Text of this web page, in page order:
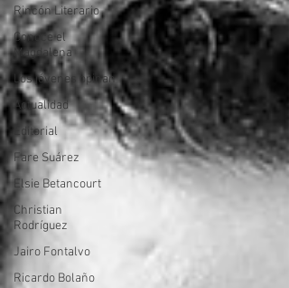
Rincón Literario
Conoce el
Magdalena
Los jóvenes opinan
Actualidad
Editorial
Fare Suárez
Elsie Betancourt
Christian
Rodríguez
Jairo Fontalvo
Ricardo Bolaño